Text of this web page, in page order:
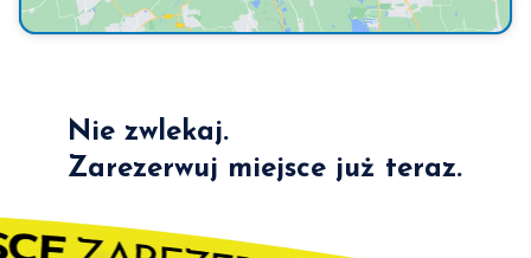
Nie zwlekaj.
Zarezerwuj miejsce już teraz.